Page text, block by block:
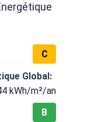
C
Global:
kWh/m²/an
B